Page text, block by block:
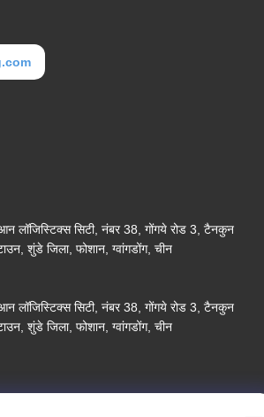
लॉजिस्टिक्स सिटी, नंबर 38, गोंगये रोड 3, टैनकुन
शुंडे जिला, फोशान, ग्वांगडोंग, चीन
लॉजिस्टिक्स सिटी, नंबर 38, गोंगये रोड 3, टैनकुन
शुंडे जिला, फोशान, ग्वांगडोंग, चीन